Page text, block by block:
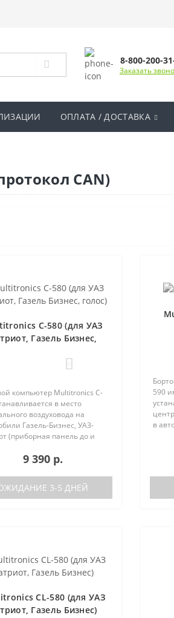
8-800-200-
Заказать
ОПЛАТА / ДОСТАВКА
CAN)
C-580 (для УАЗ
Газель Бизнес,
компьютер Multitronics C-
в место
воздуховода на
Газель-Бизнес, УАЗ-
(приборная панель до и
Голосовое
Поддержка двух баков
9 390 р.
3-5 ДНЕЙ
590
в
CL-580 (для УАЗ
Газель Бизнес)